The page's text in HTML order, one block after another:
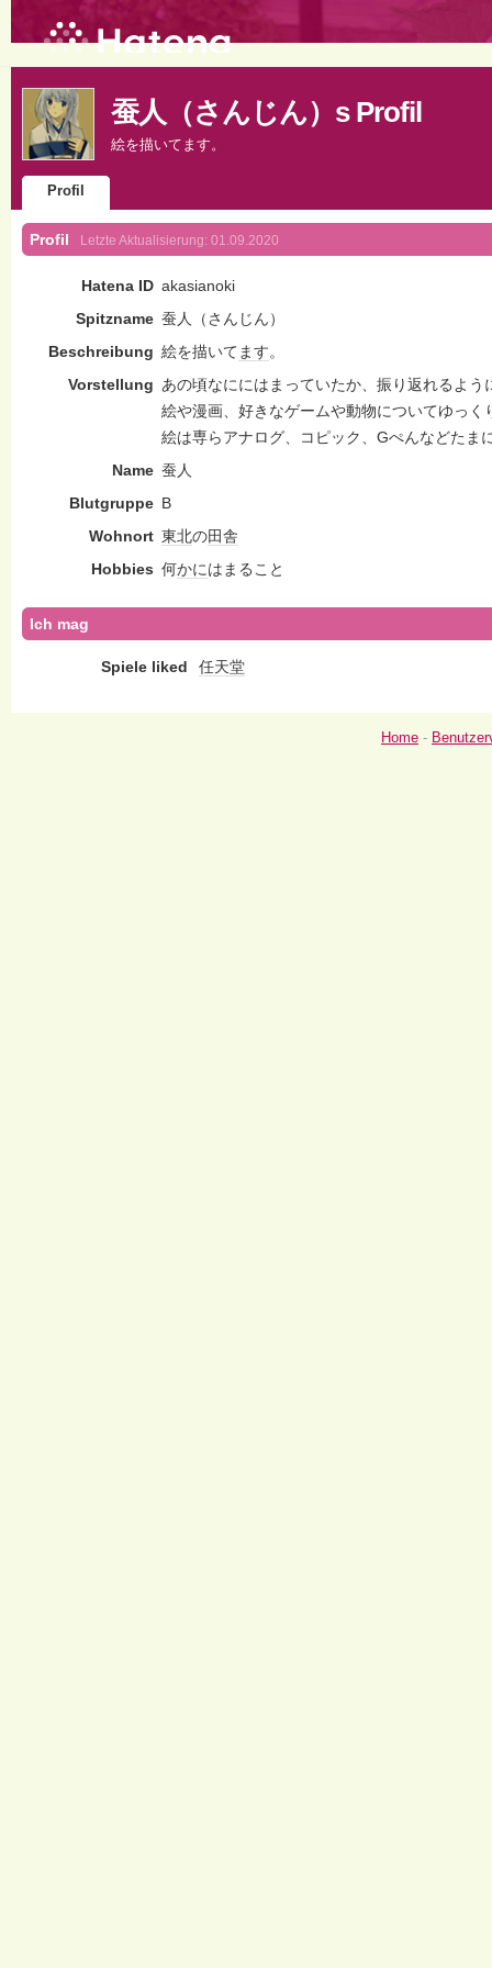
蚕人（さんじん）s Profil
絵を描いてます。
Profil
Profil Letzte Aktualisierung: 01.09.2020
Hatena ID akasianoki
Spitzname 蚕人（さんじん）
Beschreibung 絵を描いてます。
Vorstellung あの頃なににはまっていたか、振り返れるよう
絵や漫画、好きなゲームや動物についてゆっく
絵は専らアナログ、コピック、Gぺんなどたま
Name 蚕人
Blutgruppe B
Wohnort 東北の田舎
Hobbies 何かにはまること
Ich mag
Spiele liked 任天堂
Home -